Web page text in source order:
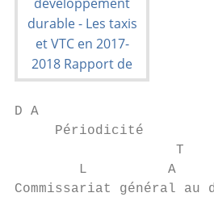
D A
     Périodicité
T
L          A
Commissariat général au